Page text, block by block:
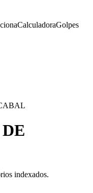
CalculadoraGolpes
indexados.